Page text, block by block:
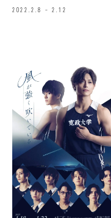
2022.2.8 – 2.12